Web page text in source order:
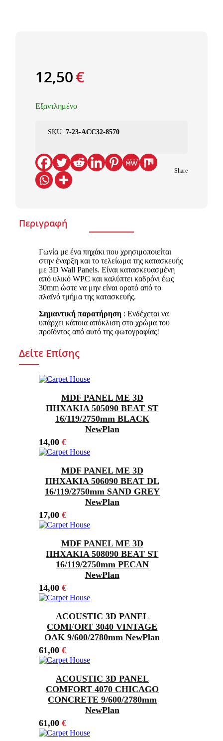
12,50€
Εξαντλημένο
SKU: 7-23-ACC32-8570
Share
Περιγραφή
Γωνία με ένα πηχάκι που χρησιμοποιείται
στην έναρξη και το τελείωμα της κατασκευής
με 3D Wall Panels. Είναι κατασκευασμένη
από υλικό WPC και καλύπτει καδρόνι έως
30mm ώστε να μην είναι ορατό από το
πλαϊνό τμήμα της κατασκευής.
Σημαντική παρατήρηση: Ενδέχεται να
υπάρχει κάποια απόκλιση στο χρώμα του
προϊόντος από αυτό της φωτογραφίας!
Δείτε Επίσης
MDF PANEL ΜΕ 3D
ΠΗΧΑΚΙΑ 505090 BEAT ST
16/119/2750mm BLACK
NewPlan
14,00 €
MDF PANEL ΜΕ 3D
ΠΗΧΑΚΙΑ 506090 BEAT DL
16/119/2750mm SAND GREY
NewPlan
17,00 €
MDF PANEL ΜΕ 3D
ΠΗΧΑΚΙΑ 508090 BEAT ST
16/119/2750mm PECAN
NewPlan
14,00 €
ACOUSTIC 3D PANEL
COMFORT 3040 VINTAGE
OAK 9/600/2780mm NewPlan
61,00 €
ACOUSTIC 3D PANEL
COMFORT 4070 CHICAGO
CONCRETE 9/600/2780mm
NewPlan
61,00 €